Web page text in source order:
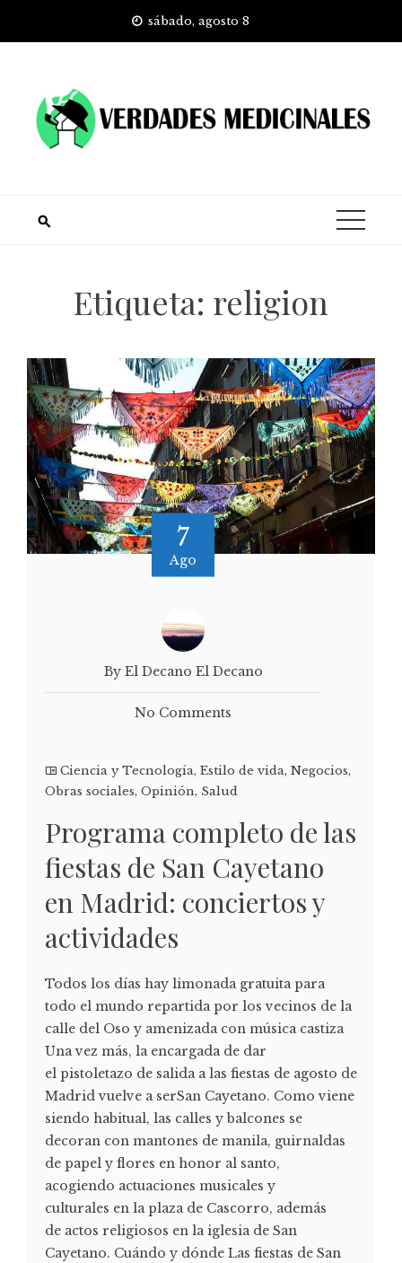
sábado, agosto 8
Etiqueta: religion
7
Ago
By El Decano El Decano
No Comments
Ciencia y Tecnología, Estilo de vida, Negocios,
Obras sociales, Opinión, Salud
Programa completo de las
fiestas de San Cayetano
en Madrid: conciertos y
actividades
Todos los días hay limonada gratuita para
todo el mundo repartida por los vecinos de la
calle del Oso y amenizada con música castiza
Una vez más, la encargada de dar
el pistoletazo de salida a las fiestas de agosto de
Madrid vuelve a serSan Cayetano. Como viene
siendo habitual, las calles y balcones se
decoran con mantones de manila, guirnaldas
de papel y flores en honor al santo,
acogiendo actuaciones musicales y
culturales en la plaza de Cascorro, además
de actos religiosos en la iglesia de San
Cayetano. Cuándo y dónde Las fiestas de San